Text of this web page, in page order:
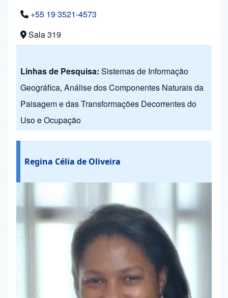
+55 19 3521-4573
Sala 319
Linhas de Pesquisa: Sistemas de Informação
Geográfica, Análise dos Componentes Naturais da
Paisagem e das Transformações Decorrentes do
Uso e Ocupação
Regina Célia de Oliveira